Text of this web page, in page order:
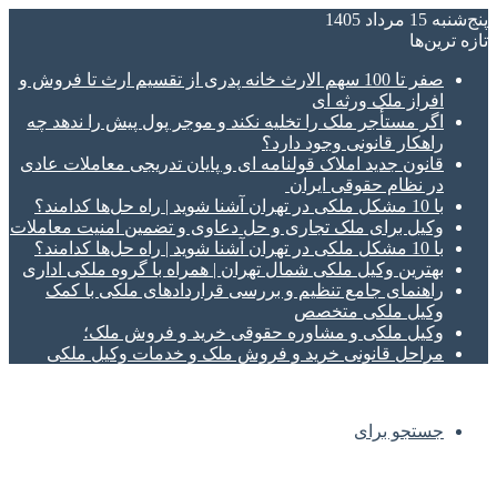
پنج‌شنبه 15 مرداد 1405
تازه‌ ترین‌ها
صفر تا 100 سهم الارث خانه پدری از تقسیم ارث تا فروش و
افراز ملک ورثه ای
اگر مستأجر ملک را تخلیه نکند و موجر پول پیش را ندهد چه
راهکار قانونی وجود دارد؟
قانون جدید املاک قولنامه ای و پایان تدریجی معاملات عادی
در نظام حقوقی ایران
با 10 مشکل ملکی در تهران آشنا شوید | راه حل‌ها کدامند؟
وکیل برای ملک تجاری و حل دعاوی و تضمین امنیت معاملات
با 10 مشکل ملکی در تهران آشنا شوید | راه حل‌ها کدامند؟
بهترین وکیل ملکی شمال تهران | همراه با گروه ملکی اداری
راهنمای جامع تنظیم و بررسی قراردادهای ملکی با کمک
وکیل ملکی متخصص
وکیل ملکی و مشاوره حقوقی خرید و فروش ملک؛
مراحل قانونی خرید و فروش ملک و خدمات وکیل ملکی
جستجو برای